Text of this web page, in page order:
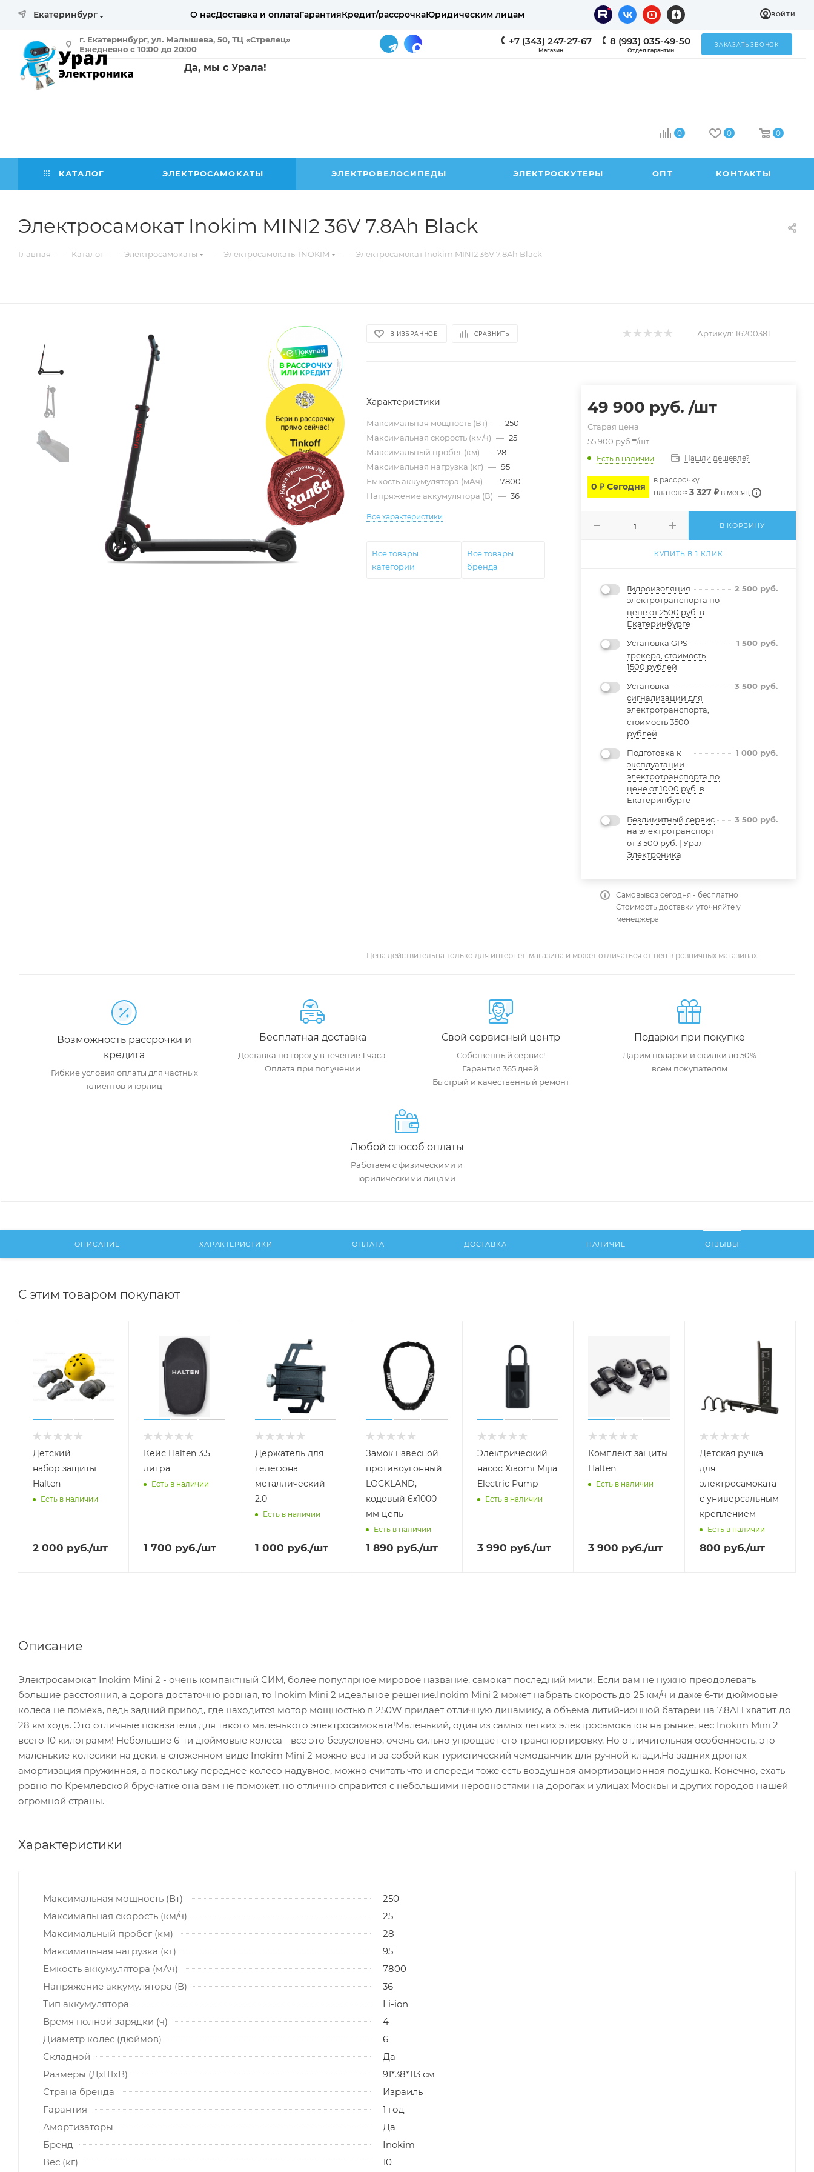
Екатеринбург О насДоставка и оплатаГарантияКредит/рассрочкаЮридическим лицам ВОЙТИ
г. Екатеринбург, ул. Малышева, 50, ТЦ «Стрелец»
Ежедневно с 10:00 до 20:00
+7 (343) 247-27-67
Магазин
8 (993) 035-49-50
Отдел гарантии
ЗАКАЗАТЬ ЗВОНОК
Да, мы с Урала!
0 0 0
КАТАЛОГ ЭЛЕКТРОСАМОКАТЫ ЭЛЕКТРОВЕЛОСИПЕДЫ ЭЛЕКТРОСКУТЕРЫ ОПТ КОНТАКТЫ
Электросамокат Inokim MINI2 36V 7.8Ah Black
Главная — Каталог — Электросамокаты — Электросамокаты INOKIM — Электросамокат Inokim MINI2 36V 7.8Ah Black
В ИЗБРАННОЕ СРАВНИТЬ Артикул: 16200381
Характеристики
Максимальная мощность (Вт) — 250
Максимальная скорость (км/ч) — 25
Максимальный пробег (км) — 28
Максимальная нагрузка (кг) — 95
Емкость аккумулятора (мАч) — 7800
Напряжение аккумулятора (В) — 36
Все характеристики
Все товары
категории
Все товары
бренда
49 900 руб. /шт
Старая цена
55 900руб. /шт
Есть в наличии Нашли дешевле?
0 ₽ Сегодня
в расcрочку
платеж ≈ 3 327 ₽в месяц
В КОРЗИНУ
КУПИТЬ В 1 КЛИК
Гидроизоляция
электротранспорта по
цене от 2500 руб. в
Екатеринбурге
2 500руб.
Установка GPS-
трекера, стоимость
1500 рублей
1 500руб.
Установка
сигнализации для
электротранспорта,
стоимость 3500
рублей
3 500руб.
Подготовка к
эксплуатации
электротранспорта по
цене от 1000 руб. в
Екатеринбурге
1 000руб.
Безлимитный сервис
на электротранспорт
от 3 500 руб. | Урал
Электроника
3 500руб.
Самовывоз сегодня - бесплатно
Стоимость доставки уточняйте у
менеджера
Цена действительна только для интернет-магазина и может отличаться от цен в розничных магазинах
Возможность рассрочки и
кредита
Гибкие условия оплаты для частных
клиентов и юрлиц
Бесплатная доставка
Доставка по городу в течение 1 часа.
Оплата при получении
Свой сервисный центр
Собственный сервис!
Гарантия 365 дней.
Быстрый и качественный ремонт
Подарки при покупке
Дарим подарки и скидки до 50%
всем покупателям
Любой способ оплаты
Работаем с физическими и
юридическими лицами
ОПИСАНИЕ ХАРАКТЕРИСТИКИ ОПЛАТА ДОСТАВКА НАЛИЧИЕ ОТЗЫВЫ
С этим товаром покупают
Детский
набор защиты
Halten
Есть в наличии
2 000 руб./шт
Кейс Halten 3.5
литра
Есть в наличии
1 700 руб./шт
Держатель для
телефона
металлический
2.0
Есть в наличии
1 000 руб./шт
Замок навесной
противоугонный
LOCKLAND,
кодовый 6х1000
мм цепь
Есть в наличии
1 890 руб./шт
Электрический
насос Xiaomi Mijia
Electric Pump
Есть в наличии
3 990 руб./шт
Комплект защиты
Halten
Есть в наличии
3 900 руб./шт
Детская ручка
для
электросамоката
с универсальным
креплением
Есть в наличии
800 руб./шт
Описание
Электросамокат Inokim Mini 2 - очень компактный СИМ, более популярное мировое название, самокат последний мили. Если вам не нужно преодолевать
большие расстояния, а дорога достаточно ровная, то Inokim Mini 2 идеальное решение.Inokim Mini 2 может набрать скорость до 25 км/ч и даже 6-ти дюймовые
колеса не помеха, ведь задний привод, где находится мотор мощностью в 250W придает отличную динамику, а объема литий-ионной батареи на 7.8AH хватит до
28 км хода. Это отличные показатели для такого маленького электросамоката!Маленький, один из самых легких электросамокатов на рынке, вес Inokim Mini 2
всего 10 килограмм! Небольшие 6-ти дюймовые колеса - все это безусловно, очень сильно упрощает его транспортировку. Но отличительная особенность, это
маленькие колесики на деки, в сложенном виде Inokim Mini 2 можно везти за собой как туристический чемоданчик для ручной клади.На задних дропах
амортизация пружинная, а поскольку переднее колесо надувное, можно считать что и спереди тоже есть воздушная амортизационная подушка. Конечно, ехать
ровно по Кремлевской брусчатке она вам не поможет, но отлично справится с небольшими неровностями на дорогах и улицах Москвы и других городов нашей
огромной страны.
Характеристики
Максимальная мощность (Вт)
250
Максимальная скорость (км/ч)
25
Максимальный пробег (км)
28
Максимальная нагрузка (кг)
95
Емкость аккумулятора (мАч)
7800
Напряжение аккумулятора (В)
36
Тип аккумулятора
Li-ion
Время полной зарядки (ч)
4
Диаметр колёс (дюймов)
6
Складной
Да
Размеры (ДхШхВ)
91*38*113 см
Страна бренда
Израиль
Гарантия
1 год
Амортизаторы
Да
Бренд
Inokim
Вес (кг)
10